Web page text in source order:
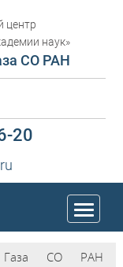
центр
наук»
СО РАН
20
trk
Газа СО РАН